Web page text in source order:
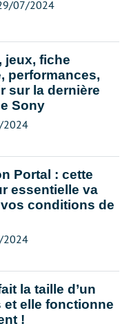
07/2024
jeux, fiche
performances,
sur la dernière
Sony
2024
Portal : cette
essentielle va
conditions de
2024
la taille d’un
et elle fonctionne
!